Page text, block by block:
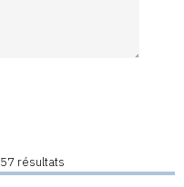
57 résultats